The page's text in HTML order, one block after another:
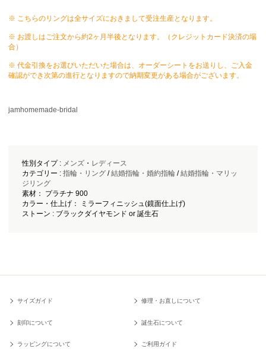
※ こちらのリングは全サイズにおきまして受注生産となります。
※ お渡しはご注文から約2ヶ月半後となります。（クレジットカード決済の場
合）
※ 代金引換をお選びいただいた場合は、オーダーシートをお送りし、ご入金
確認ができ次第の進行となりますので納期変更がある場合がございます。
jamhomemade-bridal
性別タイプ : メンズ・ レディース
カテゴリー : 指輪・リング/結婚指輪・婚約指輪/結婚指輪・マリッ
ジリング
素材： プラチナ 900
カラー・仕上げ： ミラーフィニッシュ(鏡面仕上げ)
ストーン : ブラックダイヤモンド or 誕生石
サイズガイド 修理・お直しについて
刻印について 誕生石について
ラッピングについて ご利用ガイド